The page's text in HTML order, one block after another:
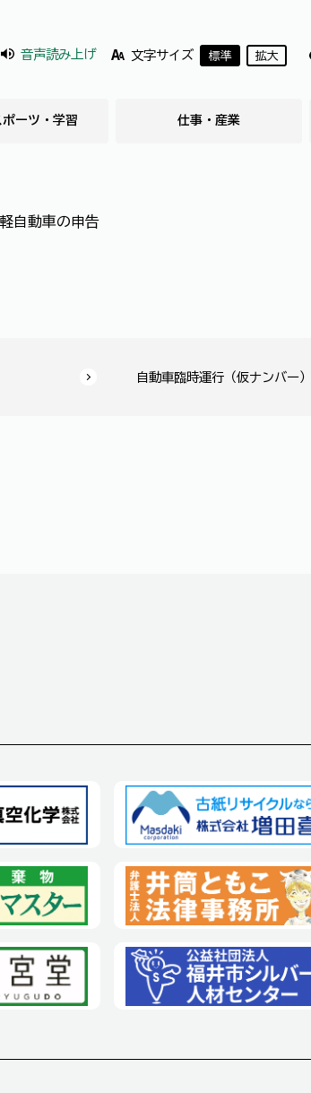
音声読み上げ 文字サイズ 標準 拡大
ーツ・学習 仕事・産業
自動車の申告
自動車臨時運行（仮ナンバー）